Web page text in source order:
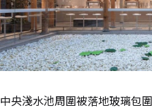
中央淺水池周圍被落地玻璃包圍